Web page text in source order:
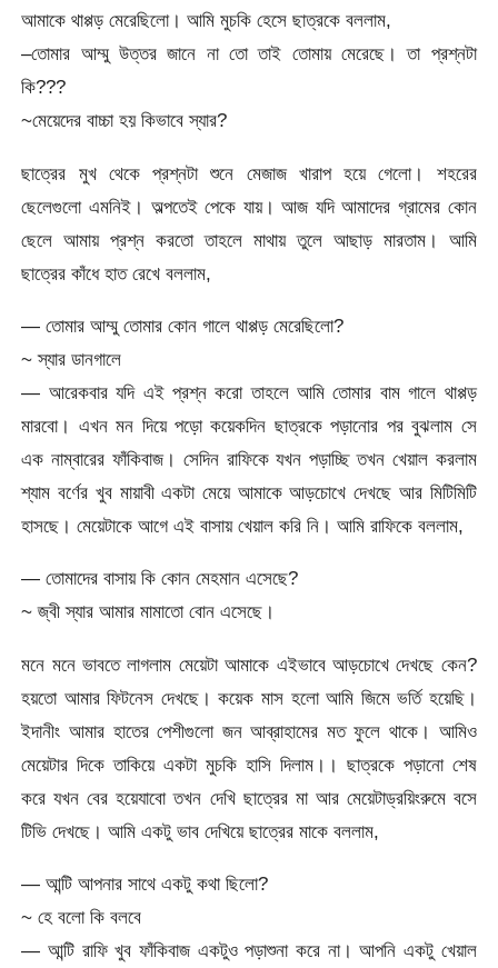
আমাকে থাপ্পড় মেরেছিলো। আমি মুচকি হেসে ছাত্রকে বললাম,
–তোমার আম্মু উত্তর জানে না তো তাই তোমায় মেরেছে। তা প্রশ্নটা
কি???
~মেয়েদের বাচ্চা হয় কিভাবে স্যার?
ছাত্রের মুখ থেকে প্রশ্নটা শুনে মেজাজ খারাপ হয়ে গেলো। শহরের
ছেলেগুলো এমনিই। অল্পতেই পেকে যায়। আজ যদি আমাদের গ্রামের কোন
ছেলে আমায় প্রশ্ন করতো তাহলে মাথায় তুলে আছাড় মারতাম। আমি
ছাত্রের কাঁধে হাত রেখে বললাম,
— তোমার আম্মু তোমার কোন গালে থাপ্পড় মেরেছিলো?
~ স্যার ডানগালে
— আরেকবার যদি এই প্রশ্ন করো তাহলে আমি তোমার বাম গালে থাপ্পড়
মারবো। এখন মন দিয়ে পড়ো কয়েকদিন ছাত্রকে পড়ানোর পর বুঝলাম সে
এক নাম্বারের ফাঁকিবাজ। সেদিন রাফিকে যখন পড়াচ্ছি তখন খেয়াল করলাম
শ্যাম বর্ণের খুব মায়াবী একটা মেয়ে আমাকে আড়চোখে দেখছে আর মিটিমিটি
হাসছে। মেয়েটাকে আগে এই বাসায় খেয়াল করি নি। আমি রাফিকে বললাম,
— তোমাদের বাসায় কি কোন মেহমান এসেছে?
~ জ্বী স্যার আমার মামাতো বোন এসেছে।
মনে মনে ভাবতে লাগলাম মেয়েটা আমাকে এইভাবে আড়চোখে দেখছে কেন?
হয়তো আমার ফিটনেস দেখছে। কয়েক মাস হলো আমি জিমে ভর্তি হয়েছি।
ইদানীং আমার হাতের পেশীগুলো জন আব্রাহামের মত ফুলে থাকে। আমিও
মেয়েটার দিকে তাকিয়ে একটা মুচকি হাসি দিলাম।। ছাত্রকে পড়ানো শেষ
করে যখন বের হয়েযাবো তখন দেখি ছাত্রের মা আর মেয়েটাড্রয়িংরুমে বসে
টিভি দেখছে। আমি একটু ভাব দেখিয়ে ছাত্রের মাকে বললাম,
— আন্টি আপনার সাথে একটু কথা ছিলো?
~ হে বলো কি বলবে
— আন্টি রাফি খুব ফাঁকিবাজ একটুও পড়াশুনা করে না। আপনি একটু খেয়াল